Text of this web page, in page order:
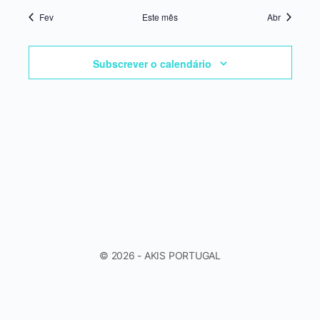
Fev Este mês Abr
Subscrever o calendário
© 2026 - AKIS PORTUGAL